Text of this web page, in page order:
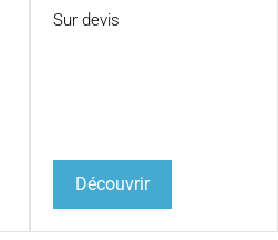
Sur devis
Découvrir